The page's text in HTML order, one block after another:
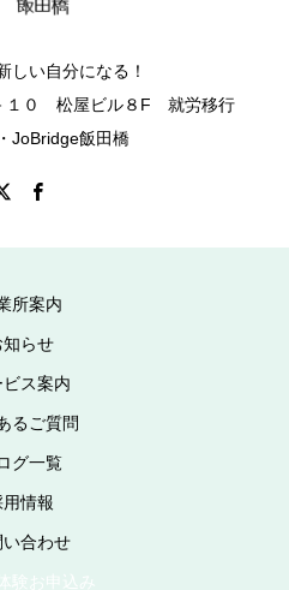
しい自分になる！
１０ 松屋ビル８F 就労移行
JoBridge飯田橋
所案内
知らせ
ス案内
るご質問
グ一覧
用情報
い合わせ
験お申込み